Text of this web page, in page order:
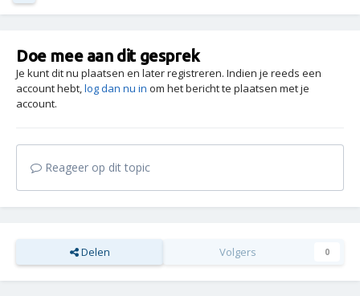
Doe mee aan dit gesprek
Je kunt dit nu plaatsen en later registreren. Indien je reeds een
account hebt,log dan nu in om het bericht te plaatsen met je
account.
Reageer op dit topic
Delen Volgers 0